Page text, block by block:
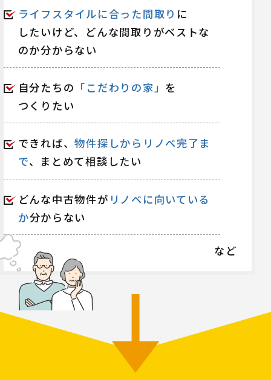
ライフスタイルに合った間取り に
したいけど、
どんな間取りがベストな
のか分からない
自分たちの 「こだわりの家」 を
つくりたい
できれば、物件探しからリノベ完了ま
で、まとめて相談したい
どんな中古物件が リノベに向いている
か分からない
など